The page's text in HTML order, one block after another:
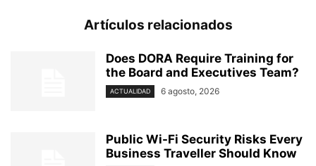
Artículos relacionados
Does DORA Require Training for
the Board and Executives Team?
ACTUALIDAD 6 agosto, 2026
Public Wi-Fi Security Risks Every
Business Traveller Should Know